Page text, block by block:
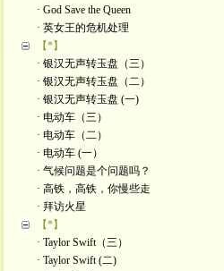
· God Save the Queen
· 英女王的危机处理
【*】
· 银汉无声转玉盘（三）
· 银汉无声转玉盘（二）
· 银汉无声转玉盘 (一)
· 电动车（三）
· 电动车（二）
· 电动车 (一）
· 气候问题是个问题吗？
· 高铁，高铁，你慢些走
· 拜访火星
【*】
· Taylor Swift（三）
· Taylor Swift (二)